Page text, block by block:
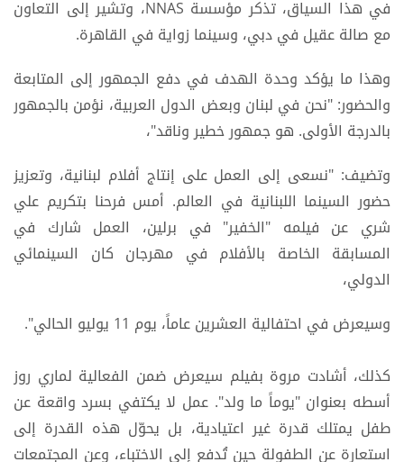
في هذا السياق، تذكر مؤسسة NNAS، وتشير إلى التعاون
مع صالة عقيل في دبي، وسينما زواية في القاهرة.
وهذا ما يؤكد وحدة الهدف في دفع الجمهور إلى المتابعة
والحضور: "نحن في لبنان وبعض الدول العربية، نؤمن بالجمهور
بالدرجة الأولى. هو جمهور خطير وناقد"،
وتضيف: "نسعى إلى العمل على إنتاج أفلام لبنانية، وتعزيز
حضور السينما اللبنانية في العالم. أمس فرحنا بتكريم علي
شري عن فيلمه "الخفير" في برلين، العمل شارك في
المسابقة الخاصة بالأفلام في مهرجان كان السينمائي
الدولي،
وسيعرض في احتفالية العشرين عاماً، يوم 11 يوليو الحالي".
كذلك، أشادت مروة بفيلم سيعرض ضمن الفعالية لماري روز
أسطه بعنوان "يوماً ما ولد". عمل لا يكتفي بسرد واقعة عن
طفل يمتلك قدرة غير اعتيادية، بل يحوّل هذه القدرة إلى
استعارة عن الطفولة حين تُدفع إلى الاختباء، وعن المجتمعات